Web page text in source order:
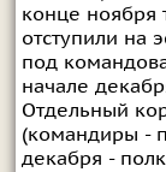
конце ноября
отступили на
под
начале
Отдельный
(командиры -
декабря -